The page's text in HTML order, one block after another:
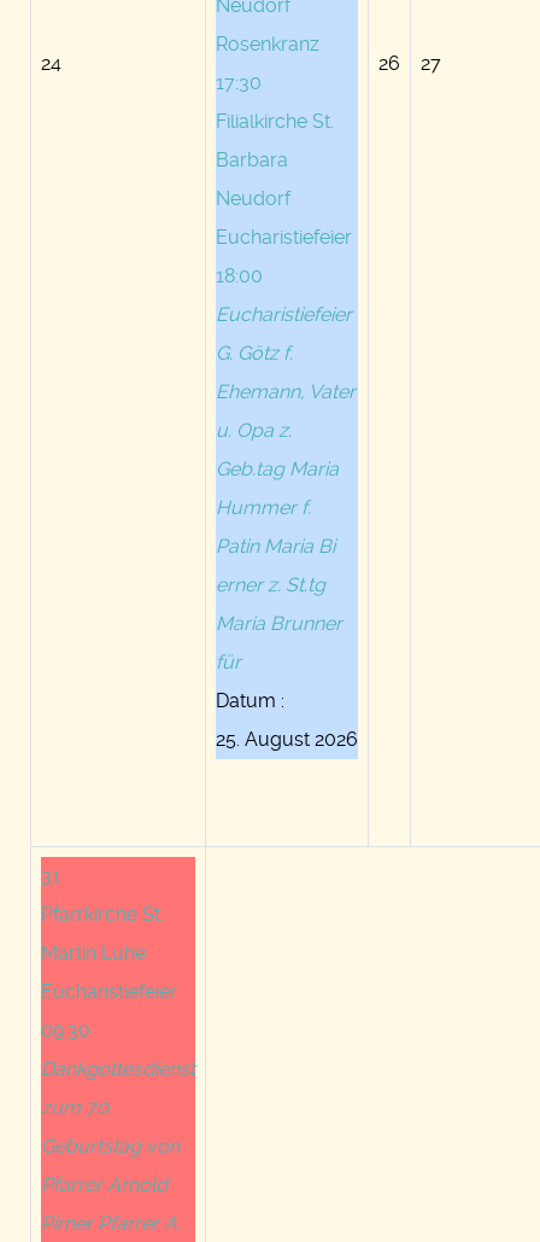
24
Neudorf
Rosenkranz
17:30
Filialkirche St.
Barbara
Neudorf
Eucharistiefeier
18:00
Eucharistiefeier
G. Götz f.
Ehemann, Vater
u. Opa z.
Geb.tag Maria
Hummer f.
Patin Maria Bi
erner z. St.tg
Maria Brunner
für
Datum :
25. August 2026
26 27
31
Pfarrkirche St.
Martin Luhe
Eucharistiefeier
09:30
Dankgottesdienst
zum 70.
Geburtstag von
Pfarrer Arnold
Pirner Pfarrer A.